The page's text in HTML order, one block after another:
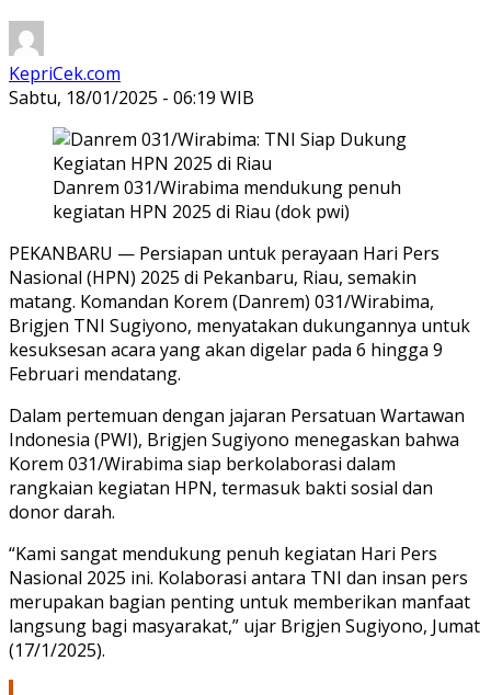
KepriCek.com
Sabtu, 18/01/2025 - 06:19 WIB
Danrem 031/Wirabima mendukung penuh
kegiatan HPN 2025 di Riau (dok pwi)
PEKANBARU — Persiapan untuk perayaan Hari Pers
Nasional (HPN) 2025 di Pekanbaru, Riau, semakin
matang. Komandan Korem (Danrem) 031/Wirabima,
Brigjen TNI Sugiyono, menyatakan dukungannya untuk
kesuksesan acara yang akan digelar pada 6 hingga 9
Februari mendatang.
Dalam pertemuan dengan jajaran Persatuan Wartawan
Indonesia (PWI), Brigjen Sugiyono menegaskan bahwa
Korem 031/Wirabima siap berkolaborasi dalam
rangkaian kegiatan HPN, termasuk bakti sosial dan
donor darah.
“Kami sangat mendukung penuh kegiatan Hari Pers
Nasional 2025 ini. Kolaborasi antara TNI dan insan pers
merupakan bagian penting untuk memberikan manfaat
langsung bagi masyarakat,” ujar Brigjen Sugiyono, Jumat
(17/1/2025).